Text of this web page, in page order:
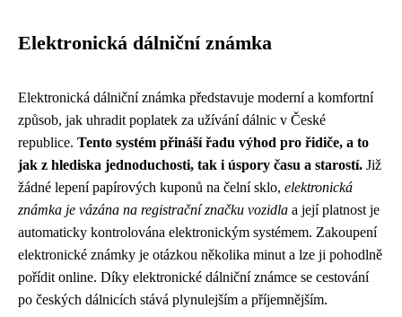
Elektronická dálniční známka
Elektronická dálniční známka představuje moderní a komfortní
způsob, jak uhradit poplatek za užívání dálnic v České
republice. Tento systém přináší řadu výhod pro řidiče, a to
jak z hlediska jednoduchosti, tak i úspory času a starostí. Již
žádné lepení papírových kuponů na čelní sklo, elektronická
známka je vázána na registrační značku vozidla a její platnost je
automaticky kontrolována elektronickým systémem. Zakoupení
elektronické známky je otázkou několika minut a lze ji pohodlně
pořídit online. Díky elektronické dálniční známce se cestování
po českých dálnicích stává plynulejším a příjemnějším.